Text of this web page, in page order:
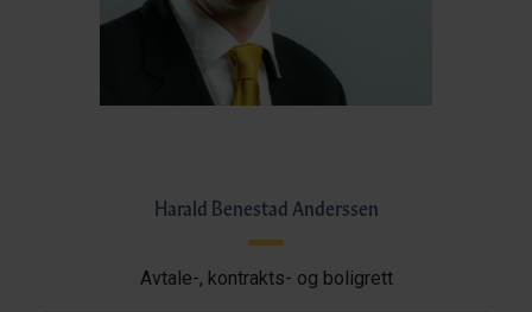
Harald Benestad Anderssen
Avtale-, kontrakts- og boligrett